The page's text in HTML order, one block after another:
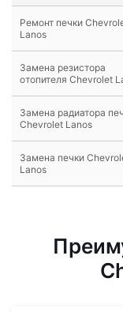
Ремонт печки
Lanos
Замена резистора
отопителя Chevrolet
Замена радиатора
Chevrolet Lanos
Замена печки
Lanos